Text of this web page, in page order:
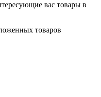
вас товары в
товаров